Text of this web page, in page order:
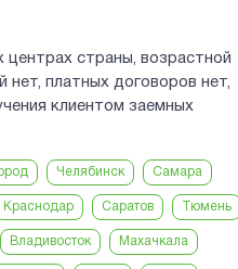
центрах страны, возрастной
платных договоров нет,
клиентом заемных
Челябинск Самара
Краснодар Саратов Тюмень
Владивосток Махачкала